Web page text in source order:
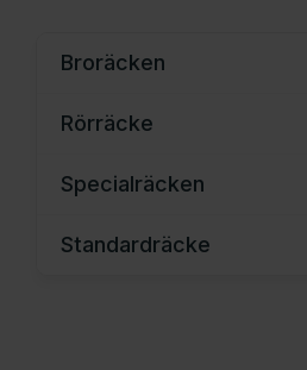
Broräcken
Rör­räcke
Specialräcken
Standardräcke